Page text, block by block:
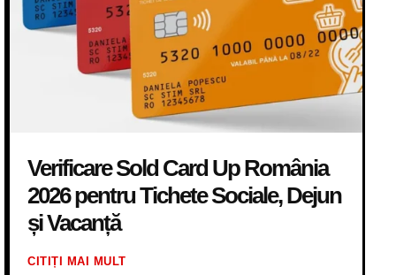
Verificare Sold Card Up România
2026 pentru Tichete Sociale, Dejun
și Vacanță
CITIȚI MAI MULT